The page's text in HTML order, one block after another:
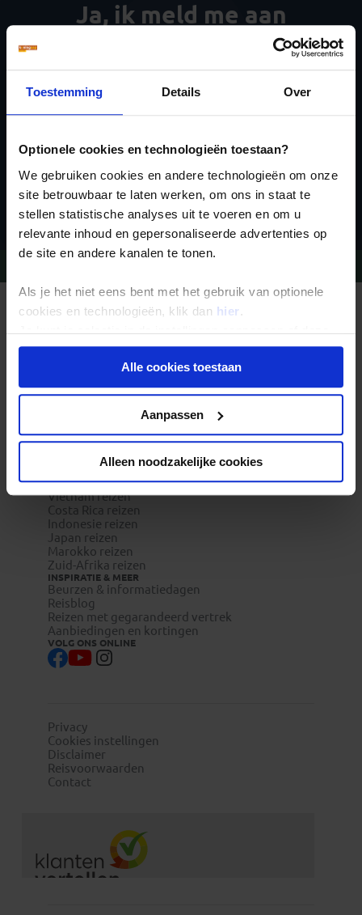
Toestemming Details Over
Optionele cookies en technologieën toestaan?
We gebruiken cookies en andere technologieën om onze
site betrouwbaar te laten werken, om ons in staat te
stellen statistische analyses uit te voeren en om u
relevante inhoud en gepersonaliseerde advertenties op
de site en andere kanalen te tonen.
Als je het niet eens bent met het gebruik van optionele
cookies en technologieën, klik dan hier .
Je kunt je selectie in de instellingen aanpassen of deze
onder aan de pagina op elk gewenst moment voor de
toekomst wijzigen.Alle cookies toestaan
Aanpassen
Alleen noodzakelijke cookies
Ja, ik meld me aan
voor de wekelijkse
nieuwsbrief
Inschrijven
REIZEN MET KONING AAP
Bestemmingen
Duurzaam toerisme
Reisdocumenten aanvragen
Groepsreizen
Pioniersreizen
Festivalreizen
POPULAIRE GROEPSREIZEN
Vietnam reizen
Costa Rica reizen
Indonesie reizen
Japan reizen
Marokko reizen
Zuid-Afrika reizen
INSPIRATIE & MEER
Beurzen & informatiedagen
Reisblog
Reizen met gegarandeerd vertrek
Aanbiedingen en kortingen
VOLG ONS ONLINE
Privacy
Cookies instellingen
Disclaimer
Reisvoorwaarden
Contact